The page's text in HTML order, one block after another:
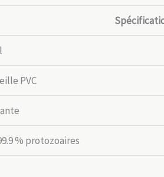
PVC
% protozoaires